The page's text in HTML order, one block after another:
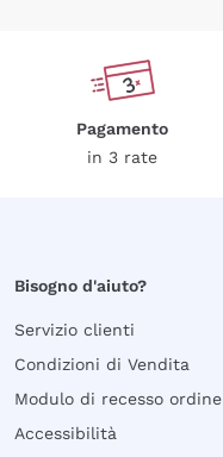
Pagamento
in 3 rate
Bisogno d'aiuto?
Servizio clienti
Condizioni di Vendita
Modulo di recesso ordine
Accessibilità